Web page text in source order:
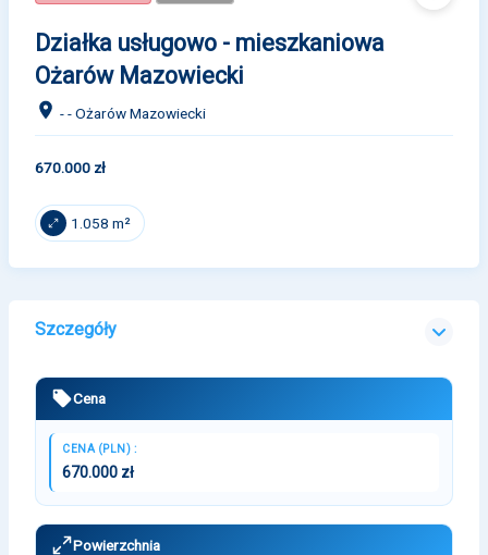
Działka usługowo - mieszkaniowa
Ożarów Mazowiecki
- - Ożarów Mazowiecki
670.000 zł
1.058 m²
Szczegóły
Cena
CENA (PLN) :
670.000 zł
Powierzchnia